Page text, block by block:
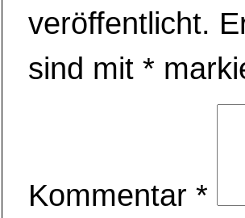
veröffentlicht.
sind mit *
Kommentar *